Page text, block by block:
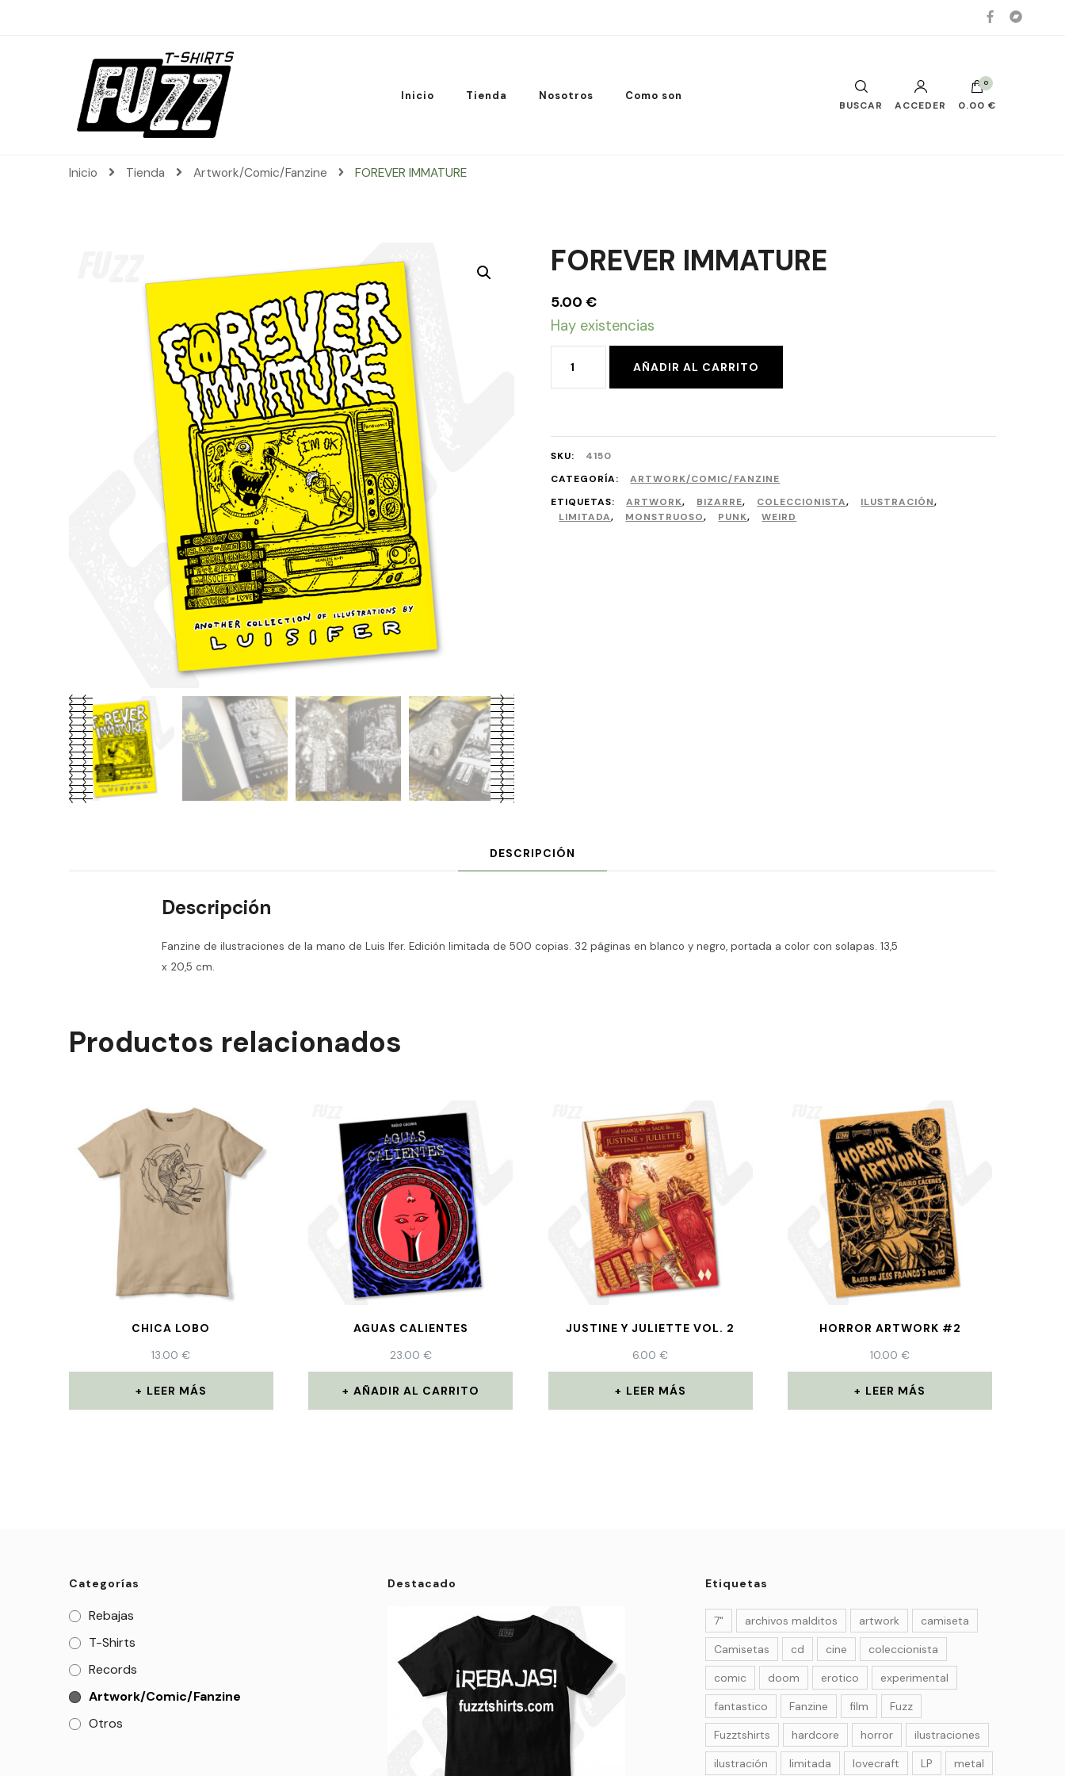
Inicio Tienda Nosotros Como son
BUSCAR ACCEDER
0
0.00 €
Inicio Tienda Artwork/Comic/Fanzine FOREVER IMMATURE
‹
FOREVER IMMATURE
5.00€
Hay existencias
IMMATURE
AÑADIR AL CARRITO
SKU:
4150
CATEGORÍA:
ARTWORK/COMIC/FANZINE
ETIQUETAS:
ARTWORK, BIZARRE, COLECCIONISTA, ILUSTRACIÓN,
LIMITADA, MONSTRUOSO, PUNK, WEIRD
DESCRIPCIÓN
Descripción
Fanzine de ilustraciones de la mano de Luis Ifer. Edición limitada de 500 copias. 32 páginas en blanco y negro, portada a color con solapas. 13,5
x 20,5 cm.
Productos relacionados
CHICA LOBO
13.00€
LEER MÁS
AGUAS CALIENTES
23.00 €
AÑADIR AL CARRITO
JUSTINE Y JULIETTE VOL. 2
6.00€
LEER MÁS
HORROR ARTWORK #2
10.00€
LEER MÁS
Categorías
Rebajas
T-Shirts
Records
Artwork/Comic/Fanzine
Otros
Destacado Etiquetas
7" archivos malditos artwork
camiseta
Camisetas
cd cine
coleccionista
comic
doom erotico
experimental
fantastico
Fanzine film
Fuzz
Fuzztshirts
hardcore horror
ilustraciones
ilustración
limitada lovecraft LP metal